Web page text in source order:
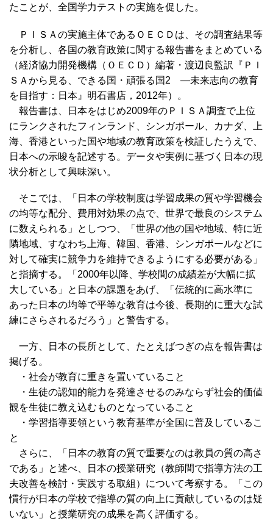
たことが、全国学力テストの実施を促した。
ＰＩＳＡの実施主体であるＯＥＣＤは、その調査結果等
を分析し、各国の教育政策に関する報告書をまとめている
（経済協力開発機構（ＯＥＣＤ）編著・渡辺良監訳『ＰＩ
ＳＡから見る、できる国・頑張る国2 ―未来志向の教育
を目指す：日本』明石書店，2012年）。
報告書は、日本をはじめ2009年のＰＩＳＡ調査で上位
にランクされたフィンランド、シンガポール、カナダ、上
海、香港といった国や地域の教育政策を検証したうえで、
日本への示唆を記述する。データや実例に基づく日本の現
状分析として興味深い。
そこでは、「日本の学校制度は学習成果の質や学習機会
の均等な配分、費用対効果の点で、世界で最良のシステム
に数えられる」としつつ、「世界の他の国や地域、特に近
隣地域、すなわち上海、韓国、香港、シンガポールなどに
対して確実に競争力を維持できるようにする必要がある」
と指摘する。「2000年以降、学校間の成績差が大幅に拡
大している」と日本の課題をあげ、「伝統的に高水準に
あった日本の均等で平等な教育は今後、長期的に重大な試
練にさらされるだろう」と警告する。
一方、日本の長所として、たとえばつぎの点を報告書は
掲げる。
・社会が教育に重きを置いていること
・生徒の認知的能力を発達させるのみならず社会的価値
観を生徒に教え込むものとなっていること
・学習指導要領という教育基準が全国に普及しているこ
と
さらに、「日本の教育の質で重要なのは教員の質の高さ
である」と述べ、日本の授業研究（教師間で指導方法の工
夫改善を検討・実践する取組）について考察する。「この
慣行が日本の学校で指導の質の向上に貢献しているのは疑
いない」と授業研究の成果を高く評価する。